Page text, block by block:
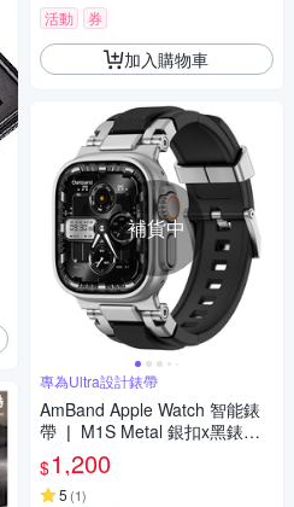
活動 券
加入購物車
補貨中
專為Ultra設計錶帶
AmBand Apple Watch 智能錶
帶 ❘ M1S Metal 銀扣x黑錶帶
❘ 49mm - Apple Watch Ultra 2
/ 1
$1,200
5 (1)